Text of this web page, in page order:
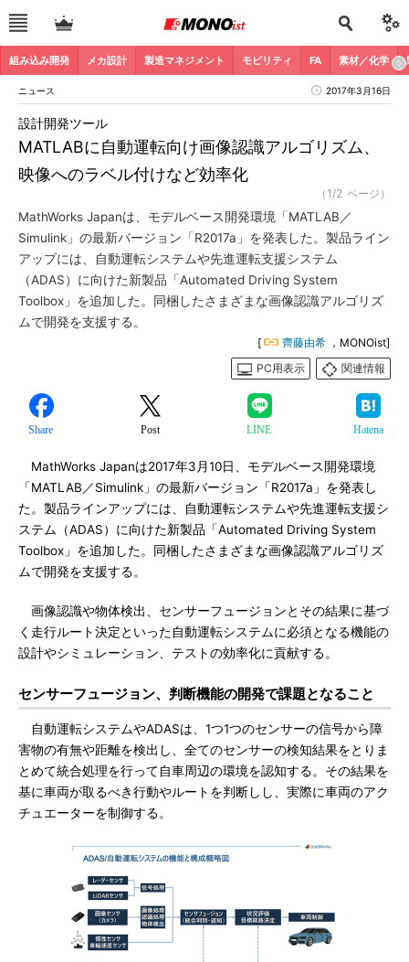
組み込み開発 メカ設計 製造マネジメント モビリティ FA 素材／化学
ニュース 2017年3月16日
MATLABに自動運転向け画像認識アルゴリズム、
映像へのラベル付けなど効率化
設計開発ツール
（1/2 ページ）
MathWorks Japanは、モデルベース開発環境「MATLAB／
Simulink」の最新バージョン「R2017a」を発表した。製品ライン
アップには、自動運転システムや先進運転支援システム
（ADAS）に向けた新製品「Automated Driving System
Toolbox」を追加した。同梱したさまざまな画像認識アルゴリズ
ムで開発を支援する。
[ 齊藤由希 ，MONOist]
PC用表示
関連情報
Share Post LINE Hatena
MathWorks Japanは2017年3月10日、モデルベース開発環境
「MATLAB／Simulink」の最新バージョン「R2017a」を発表し
た。製品ラインアップには、自動運転システムや先進運転支援シ
ステム（ADAS）に向けた新製品「Automated Driving System
Toolbox」を追加した。同梱したさまざまな画像認識アルゴリズ
ムで開発を支援する。
画像認識や物体検出、センサーフュージョンとその結果に基づ
く走行ルート決定といった自動運転システムに必須となる機能の
設計やシミュレーション、テストの効率化に貢献する。
センサーフュージョン、判断機能の開発で課題となること
自動運転システムやADASは、1つ1つのセンサーの信号から障
害物の有無や距離を検出し、全てのセンサーの検知結果をとりま
とめて統合処理を行って自車周辺の環境を認知する。その結果を
基に車両が取るべき行動やルートを判断しし、実際に車両のアク
チュエーターを制御する。